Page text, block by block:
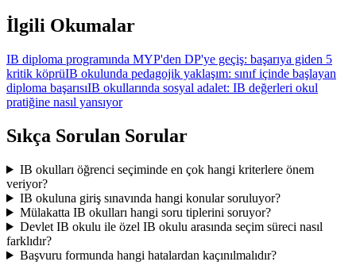
İlgili Okumalar
IB diploma programında MYP'den DP'ye geçiş: başarıya giden 5
kritik köprüIB okulunda pedagojik yaklaşım: sınıf içinde başlayan
diploma başarısıIB okullarında sosyal adalet: IB değerleri okul
pratiğine nasıl yansıyor
Sıkça Sorulan Sorular
IB okulları öğrenci seçiminde en çok hangi kriterlere önem
veriyor?
IB okuluna giriş sınavında hangi konular soruluyor?
Mülakatta IB okulları hangi soru tiplerini soruyor?
Devlet IB okulu ile özel IB okulu arasında seçim süreci nasıl
farklıdır?
Başvuru formunda hangi hatalardan kaçınılmalıdır?